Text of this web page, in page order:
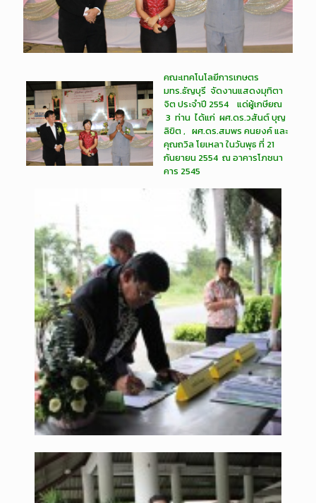
คณะเทคโนโลยีการเกษตร
มทร.ธัญบุรี จัดงานแสดงมุทิตา
จิต ประจำปี 2554 แด่ผู้เกษียณ
3 ท่าน ได้แก่ ผศ.ดร.วสันต์ บุญ
ลิขิต , ผศ.ดร.สมพร คนยงค์ และ
คุณถวิล โยเหลา ในวันพุธ ที่ 21
กันยายน 2554 ณ อาคารโภชนา
คาร 2545